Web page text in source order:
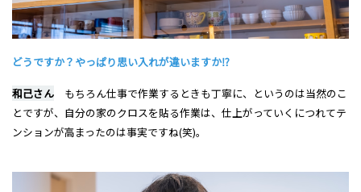
どうですか？やっぱり思い入れが違いますか⁉
和己さん もちろん仕事で作業するときも丁寧に、というのは当然のこ
とですが、自分の家のクロスを貼る作業は、仕上がっていくにつれてテ
ンションが高まったのは事実ですね(笑)。